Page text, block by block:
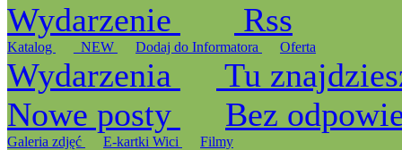
Wydarzenie
Rss
Katalog _NEW Dodaj do Informatora Oferta
Wydarzenia
Tu
Nowe posty
Bez
Galeria zdjęć E-kartki Wici Filmy